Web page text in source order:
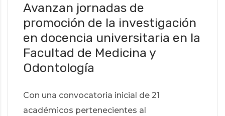
Avanzan jornadas de
promoción de la investigación
en docencia universitaria en la
Facultad de Medicina y
Odontología
Con una convocatoria inicial de 21
académicos pertenecientes al